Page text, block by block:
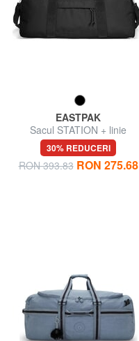
EASTPAK
Sacul STATION + linie
30% REDUCERI
RON 393.83 RON 275.68